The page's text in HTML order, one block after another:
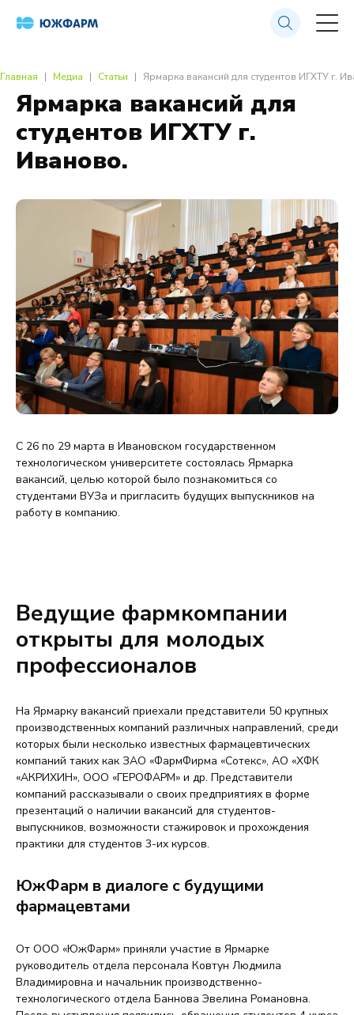
Главная Медиа Статьи Ярмарка вакансий для студентов ИГХТУ г.
Ярмарка вакансий для
студентов ИГХТУ г.
Иваново.
С 26 по 29 марта в Ивановском государственном
технологическом университете состоялась Ярмарка
вакансий, целью которой было познакомиться со
студентами ВУЗа и пригласить будущих выпускников на
работу в компанию.
Ведущие фармкомпании
открыты для молодых
профессионалов
На Ярмарку вакансий приехали представители 50 крупных
производственных компаний различных направлений, среди
которых были несколько известных фармацевтических
компаний таких как ЗАО «ФармФирма «Сотекс», АО «ХФК
«АКРИХИН», ООО «ГЕРОФАРМ» и др. Представители
компаний рассказывали о своих предприятиях в форме
презентаций о наличии вакансий для студентов-
выпускников, возможности стажировок и прохождения
практики для студентов 3-их курсов.
ЮжФарм в диалоге с будущими
фармацевтами
От ООО «ЮжФарм» приняли участие в Ярмарке
руководитель отдела персонала Ковтун Людмила
Владимировна и начальник производственно-
технологического отдела Баннова Эвелина Романовна.